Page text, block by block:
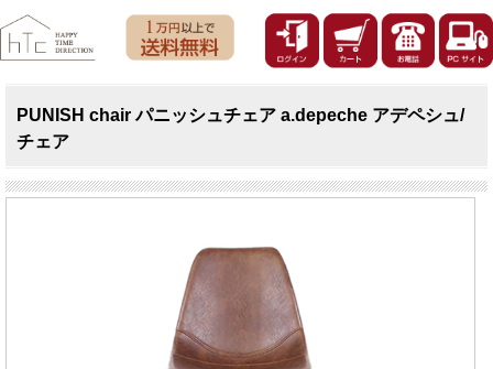
PUNISH chair パニッシュチェア a.depeche アデペシュ/
チェア